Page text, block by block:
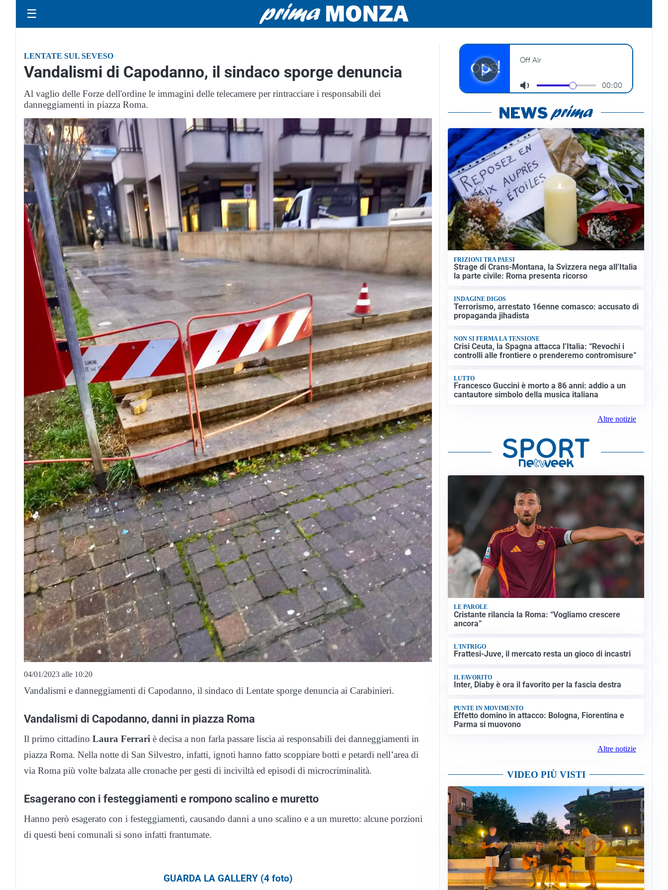
☰
LENTATE SUL SEVESO
Vandalismi di Capodanno, il sindaco sporge denuncia
Al vaglio delle Forze dell'ordine le immagini delle telecamere per rintracciare i responsabili dei
danneggiamenti in piazza Roma.
04/01/2023 alle 10:20
Vandalismi e danneggiamenti di Capodanno, il sindaco di Lentate sporge denuncia ai Carabinieri.
Vandalismi di Capodanno, danni in piazza Roma
Il primo cittadino Laura Ferrari è decisa a non farla passare liscia ai responsabili dei danneggiamenti in
piazza Roma. Nella notte di San Silvestro, infatti, ignoti hanno fatto scoppiare botti e petardi nell’area di
via Roma più volte balzata alle cronache per gesti di inciviltà ed episodi di microcriminalità.
Esagerano con i festeggiamenti e rompono scalino e muretto
Hanno però esagerato con i festeggiamenti, causando danni a uno scalino e a un muretto: alcune porzioni
di questi beni comunali si sono infatti frantumate.
GUARDA LA GALLERY (4 foto)
FRIZIONI TRA PAESI
Strage di Crans-Montana, la Svizzera nega all’Italia
la parte civile: Roma presenta ricorso
INDAGINE DIGOS
Terrorismo, arrestato 16enne comasco: accusato di
propaganda jihadista
NON SI FERMA LA TENSIONE
Crisi Ceuta, la Spagna attacca l’Italia: “Revochi i
controlli alle frontiere o prenderemo contromisure”
LUTTO
Francesco Guccini è morto a 86 anni: addio a un
cantautore simbolo della musica italiana
Altre notizie
LE PAROLE
Cristante rilancia la Roma: “Vogliamo crescere
ancora”
L'INTRIGO
Frattesi-Juve, il mercato resta un gioco di incastri
IL FAVORITO
Inter, Diaby è ora il favorito per la fascia destra
PUNTE IN MOVIMENTO
Effetto domino in attacco: Bologna, Fiorentina e
Parma si muovono
Altre notizie
VIDEO PIÙ VISTI